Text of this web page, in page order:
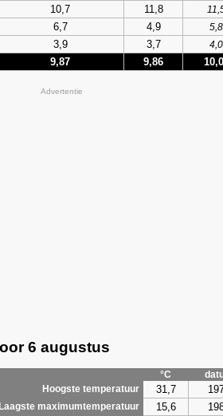
10,7 11,8
6,7 4,9
5,8
3,9 3,7 4,0
9,87 9,86
Advertentie
6 augustus
°C
Hoogste temperatuur
31,7
Laagste maximumtemperatuur 15,6